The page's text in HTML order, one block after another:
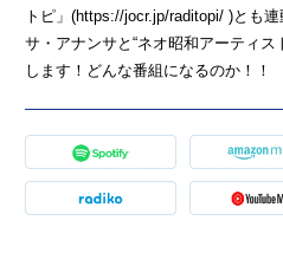
トピ」(https://jocr.jp/raditopi/ )とも
サ・アナンサと“ネオ昭和アーティス
します！どんな番組になるのか！！